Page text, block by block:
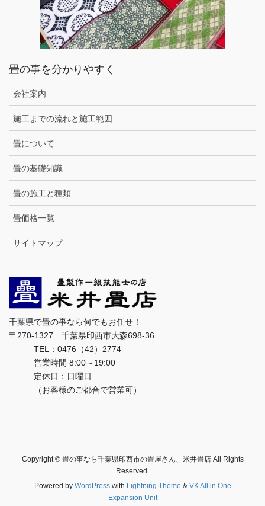
畳の事を分かりやすく
会社案内
施工までの流れと施工範囲
畳について
畳の基礎知識
畳の施工と種類
畳価格一覧
サイトマップ
千葉県で畳の事なら何でもお任せ！
〒270-1327 千葉県印西市大森698-36
TEL：0476（42）2774
営業時間 8:00～19:00
定休日：日曜日
（お客様のご都合で営業可）
Copyright © 畳の事なら千葉県印西市の畳屋さん、米井畳店 All Rights
Reserved.
Powered by WordPresswith Lightning Theme & VK All in One
Expansion Unit